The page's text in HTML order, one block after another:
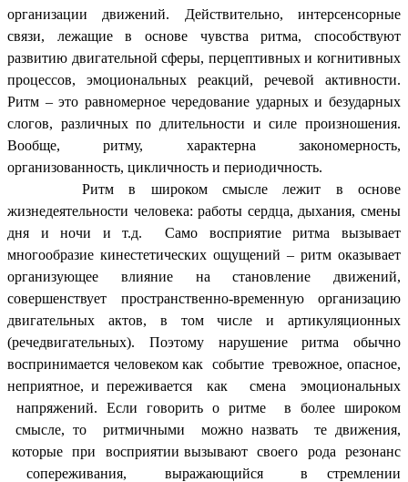
организации движений. Действительно, интерсенсорные
связи, лежащие в основе чувства ритма, способствуют
развитию двигательной сферы, перцептивных и когнитивных
процессов, эмоциональных реакций, речевой активности.
Ритм – это равномерное чередование ударных и безударных
слогов, различных по длительности и силе произношения.
Вообще, ритму, характерна закономерность,
организованность, цикличность и периодичность.
Ритм в широком смысле лежит в основе
жизнедеятельности человека: работы сердца, дыхания, смены
дня и ночи и т.д. Само восприятие ритма вызывает
многообразие кинестетических ощущений – ритм оказывает
организующее влияние на становление движений,
совершенствует пространственно-временную организацию
двигательных актов, в том числе и артикуляционных
(речедвигательных). Поэтому нарушение ритма обычно
воспринимается человеком как событие тревожное, опасное,
неприятное, и переживается как смена эмоциональных
напряжений. Если говорить о ритме в более широком
смысле, то ритмичными можно назвать те движения,
которые при восприятии вызывают своего рода резонанс
сопереживания, выражающийся в стремлении